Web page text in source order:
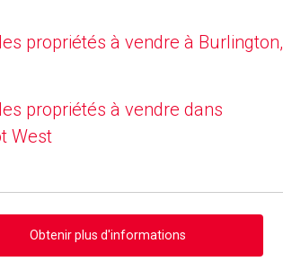
propriétés à vendre à Burlington,
propriétés à vendre dans
West
Obtenir plus d'informations